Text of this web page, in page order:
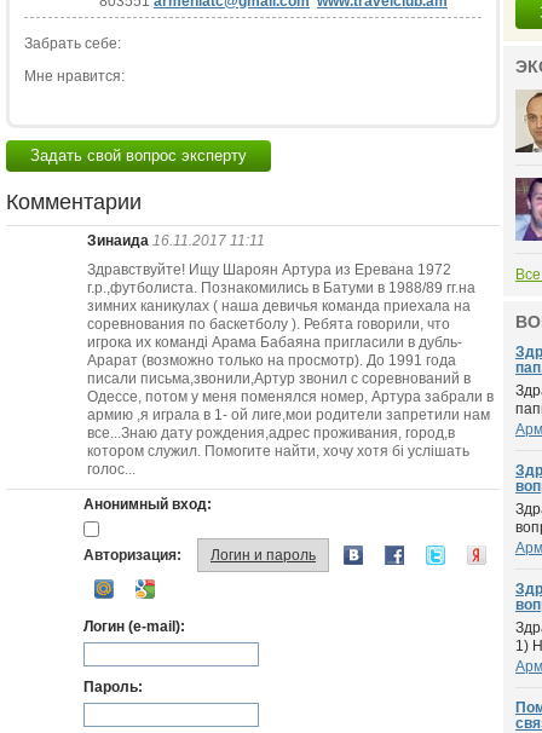
Забрать себе:
Мне нравится:
Задать свой вопрос эксперту
Комментарии
Зинаида 16.11.2017 11:11
Здравствуйте! Ищу Шароян Артура из Еревана 1972
г.р.,футболиста. Познакомились в Батуми в 1988/89 гг.на
зимних каникулах ( наша девичья команда приехала на
соревнования по баскетболу ). Ребята говорили, что
игрока их команді Арама Бабаяна пригласили в дубль-
Арарат (возможно только на просмотр). До 1991 года
писали письма,звонили,Артур звонил с соревнований в
Одессе, потом у меня поменялся номер, Артура забрали в
армию ,я играла в 1- ой лиге,мои родители запретили нам
все...Знаю дату рождения,адрес проживания, город,в
котором служил. Помогите найти, хочу хотя бі услішать
голос...
Анонимный вход:
Авторизация: Логин и пароль
Логин (e-mail):
Пароль:
1)